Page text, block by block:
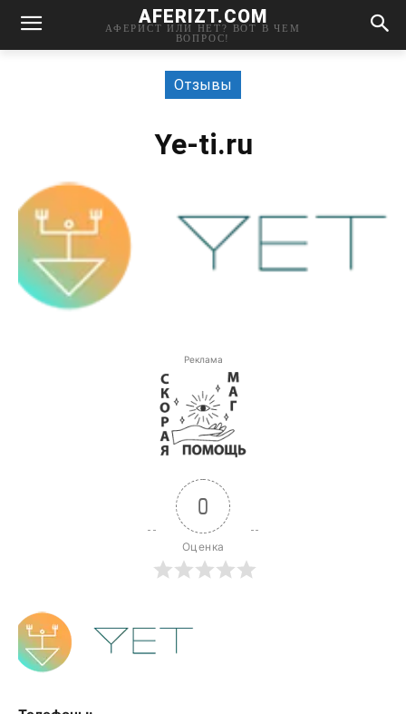
AFERIZT.COM
АФЕРИСТ ИЛИ НЕТ? ВОТ В ЧЕМ
ВОПРОС!
Отзывы
Ye-ti.ru
Реклама
0
Оценка